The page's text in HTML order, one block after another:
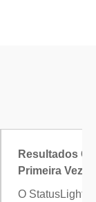
Resultados
Primeira Vez
O